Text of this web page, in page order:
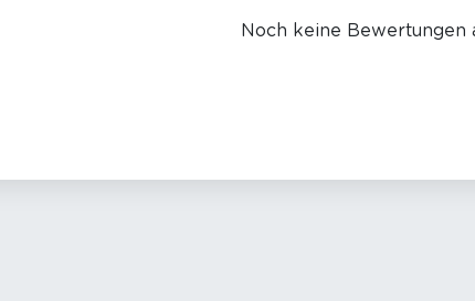
Noch keine Bewertungen